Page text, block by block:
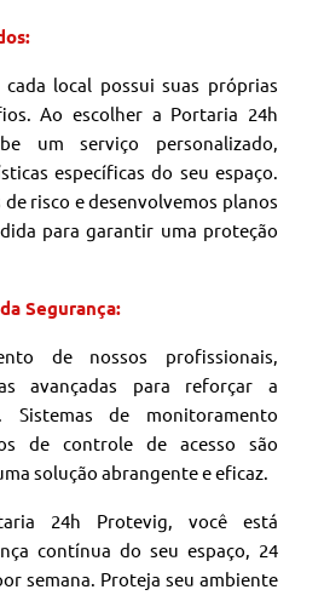
cada local possui suas próprias
Ao escolher a Portaria 24h
um serviço personalizado,
específicas do seu espaço.
de risco e desenvolvemos planos
para garantir uma proteção
Segurança:
de nossos profissionais,
avançadas para reforçar a
Sistemas de monitoramento
de controle de acesso são
solução abrangente e eficaz.
24h Protevig, você está
contínua do seu espaço, 24
semana. Proteja seu ambiente